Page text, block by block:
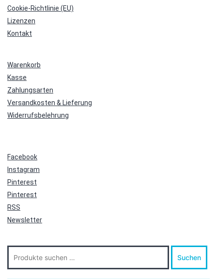
Cookie-Richtlinie (EU)
Lizenzen
Kontakt
Warenkorb
Kasse
Zahlungsarten
Versandkosten & Lieferung
Widerrufsbelehrung
Facebook
Instagram
Pinterest
Pinterest
RSS
Newsletter
nach:
Suchen